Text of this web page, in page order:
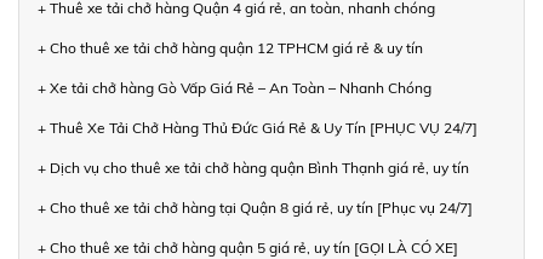
+ Thuê xe tải chở hàng Quận 4 giá rẻ, an toàn, nhanh chóng
+ Cho thuê xe tải chở hàng quận 12 TPHCM giá rẻ & uy tín
+ Xe tải chở hàng Gò Vấp Giá Rẻ – An Toàn – Nhanh Chóng
+ Thuê Xe Tải Chở Hàng Thủ Đức Giá Rẻ & Uy Tín [PHỤC VỤ 24/7]
+ Dịch vụ cho thuê xe tải chở hàng quận Bình Thạnh giá rẻ, uy tín
+ Cho thuê xe tải chở hàng tại Quận 8 giá rẻ, uy tín [Phục vụ 24/7]
+ Cho thuê xe tải chở hàng quận 5 giá rẻ, uy tín [GỌI LÀ CÓ XE]